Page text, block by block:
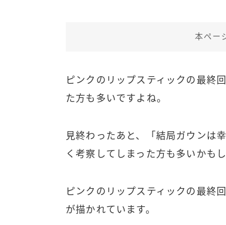
本ペー
ピンクのリップスティックの最終
た方も多いですよね。
見終わったあと、「結局ガウンは
く考察してしまった方も多いかも
ピンクのリップスティックの最終
が描かれています。